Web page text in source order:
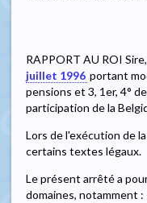
RAPPORT AU ROI
juillet 1996 portant
pensions et 3, 1er, 4°
participation de la
Lors de l'exécution de
certains textes légaux.
Le présent arrêté a
domaines, notamment